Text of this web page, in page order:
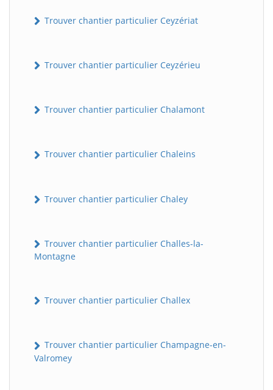
Trouver chantier particulier Ceyzériat
Trouver chantier particulier Ceyzérieu
Trouver chantier particulier Chalamont
Trouver chantier particulier Chaleins
Trouver chantier particulier Chaley
Trouver chantier particulier Challes-la-
Montagne
Trouver chantier particulier Challex
Trouver chantier particulier Champagne-en-
Valromey